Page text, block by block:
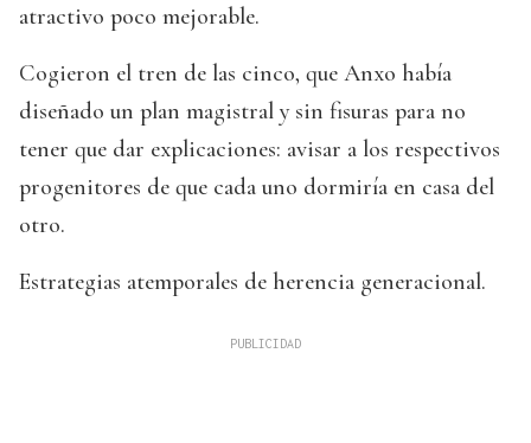
atractivo poco mejorable.
Cogieron el tren de las cinco, que Anxo había
diseñado un plan magistral y sin fisuras para no
tener que dar explicaciones: avisar a los respectivos
progenitores de que cada uno dormiría en casa del
otro.
Estrategias atemporales de herencia generacional.